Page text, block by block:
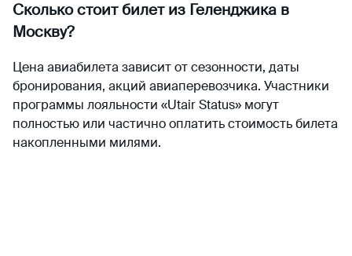
Сколько стоит билет из Геленджика в
Москву?
Цена авиабилета зависит от сезонности, даты
бронирования, акций авиаперевозчика. Участники
программы лояльности «Utair Status» могут
полностью или частично оплатить стоимость билета
накопленными милями.